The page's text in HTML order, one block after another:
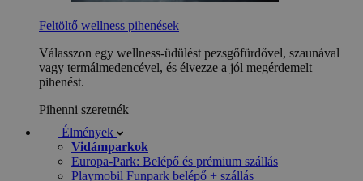
Feltöltő wellness pihenések
Válasszon egy wellness-üdülést pezsgőfürdővel, szaunával
vagy termálmedencével, és élvezze a jól megérdemelt
pihenést.
Pihenni szeretnék
Élmények
Vidámparkok
Europa-Park: Belépő és prémium szállás
Playmobil Funpark belépő + szállás